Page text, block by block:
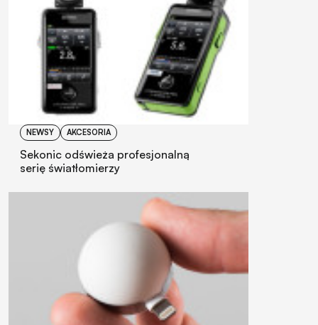
NEWSY AKCESORIA
Sekonic odświeża profesjonalną
serię światłomierzy